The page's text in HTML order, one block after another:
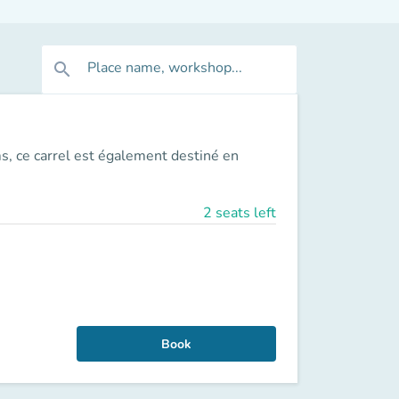
search Place name, workshop...
ce carrel est également destiné en
2 seats left
Book